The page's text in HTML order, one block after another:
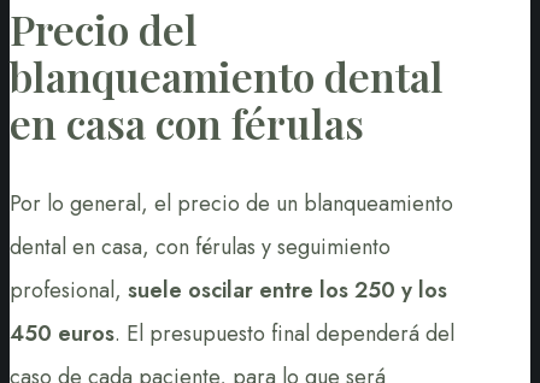
Precio del
blanqueamiento dental
en casa con férulas
Por lo general, el precio de un blanqueamiento
dental en casa, con férulas y seguimiento
profesional, suele oscilar entre los 250 y los
450 euros. El presupuesto final dependerá del
caso de cada paciente, para lo que será